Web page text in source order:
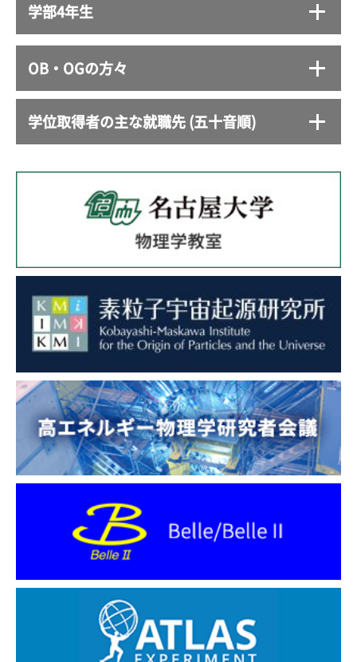
学部4年生
OB・OGの方々
学位取得者の主な就職先 (五十音順)